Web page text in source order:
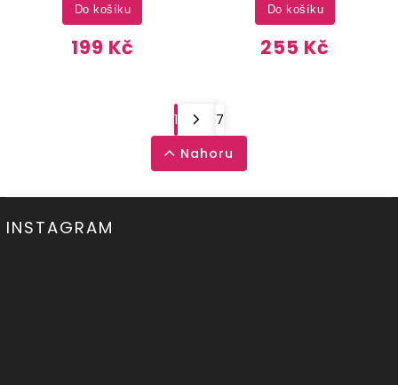
199 Kč
Do košíku
255 Kč
Do košíku
1
7
Nahoru
INSTAGRAM